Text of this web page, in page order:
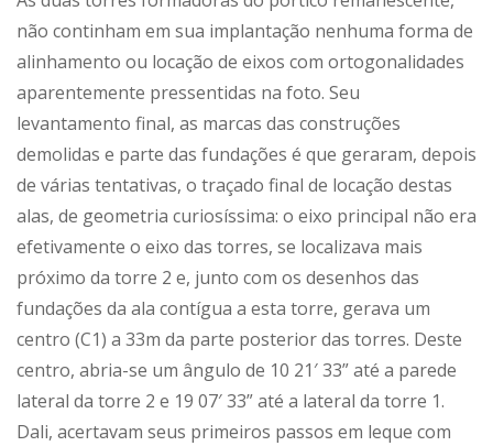
não continham em sua implantação nenhuma forma de
alinhamento ou locação de eixos com ortogonalidades
aparentemente pressentidas na foto. Seu
levantamento final, as marcas das construções
demolidas e parte das fundações é que geraram, depois
de várias tentativas, o traçado final de locação destas
alas, de geometria curiosíssima: o eixo principal não era
efetivamente o eixo das torres, se localizava mais
próximo da torre 2 e, junto com os desenhos das
fundações da ala contígua a esta torre, gerava um
centro (C1) a 33m da parte posterior das torres. Deste
centro, abria-se um ângulo de 10 21′ 33” até a parede
lateral da torre 2 e 19 07′ 33” até a lateral da torre 1.
Dali, acertavam seus primeiros passos em leque com